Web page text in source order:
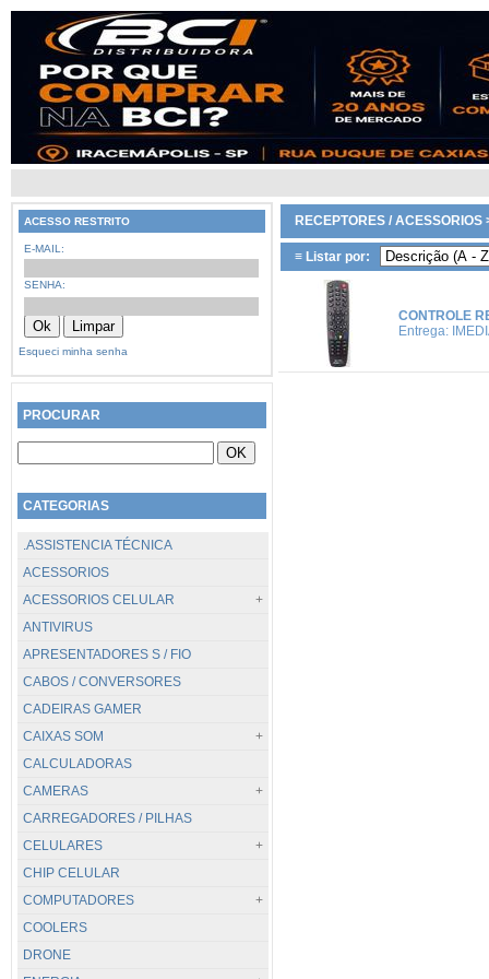
ACESSO RESTRITO
E-MAIL:
SENHA:
Esqueci minha senha
RECEPTORES / ACESSORIOS
≡ Listar por:
CONTROLE
Entrega:
PROCURAR
CATEGORIAS
.ASSISTENCIA TÉCNICA
ACESSORIOS
ACESSORIOS CELULAR
TODOS...
CABOS / CARREGADORES
POWER BANK
SUPORTES
ANTIVIRUS
APRESENTADORES S / FIO
CABOS / CONVERSORES
CADEIRAS GAMER
CAIXAS SOM
TODOS...
.PC / BLUETOOTH
JBL
CALCULADORAS
CAMERAS
TODOS...
DIGITAIS
GOPRO / GOAL PRO
VIGILANCIA
WEBCAM
CARREGADORES / PILHAS
CELULARES
TODOS...
APPLE
CATERPILLAR
HUAWEI
CHIP CELULAR
COMPUTADORES
TODOS...
DESKTOP
COOLERS
DRONE